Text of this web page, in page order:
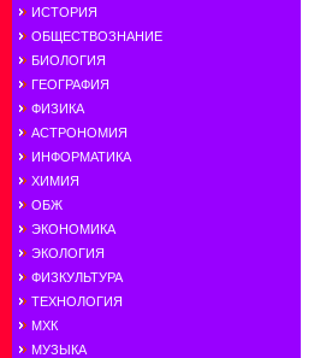
ИСТОРИЯ
ОБЩЕСТВОЗНАНИЕ
БИОЛОГИЯ
ГЕОГРАФИЯ
ФИЗИКА
АСТРОНОМИЯ
ИНФОРМАТИКА
ХИМИЯ
ОБЖ
ЭКОНОМИКА
ЭКОЛОГИЯ
ФИЗКУЛЬТУРА
ТЕХНОЛОГИЯ
МХК
МУЗЫКА